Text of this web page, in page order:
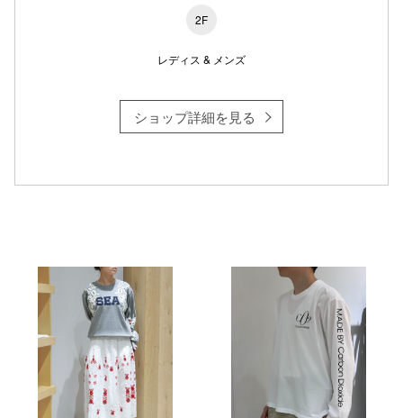
2F
レディス & メンズ
ショップ詳細を見る